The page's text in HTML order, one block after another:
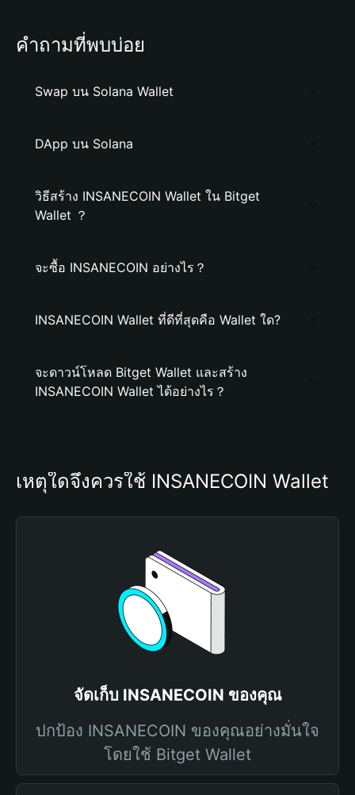
คำถามที่พบบ่อย
Swap บน Solana Wallet
DApp บน Solana
วิธีสร้าง INSANECOIN Wallet ใน Bitget
Wallet ？
จะซื้อ INSANECOIN อย่างไร？
INSANECOIN Wallet ที่ดีที่สุดคือ Wallet ใด?
จะดาวน์โหลด Bitget Wallet และสร้าง
INSANECOIN Wallet ได้อย่างไร？
เหตุใดจึงควรใช้ INSANECOIN Wallet
จัดเก็บ INSANECOIN ของคุณ
ปกป้อง INSANECOIN ของคุณอย่างมั่นใจ
โดยใช้ Bitget Wallet